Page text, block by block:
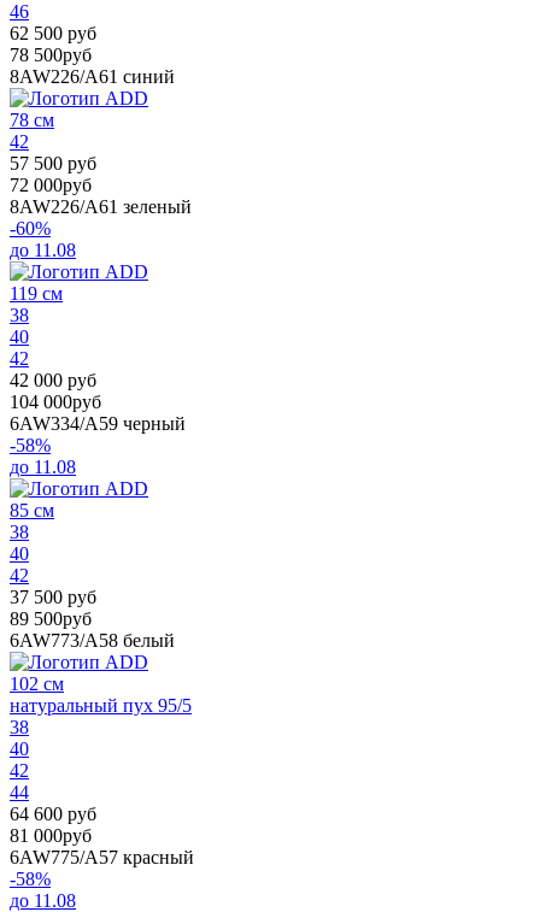
46
62 500 руб
78 500руб
8AW226/A61 синий
78 см
42
57 500 руб
72 000руб
8AW226/A61 зеленый
-60%
до 11.08
119 см
38
40
42
42 000 руб
104 000руб
6AW334/A59 черный
-58%
до 11.08
85 см
38
40
42
37 500 руб
89 500руб
6AW773/A58 белый
102 см
натуральный пух 95/5
38
40
42
44
64 600 руб
81 000руб
6AW775/A57 красный
-58%
до 11.08